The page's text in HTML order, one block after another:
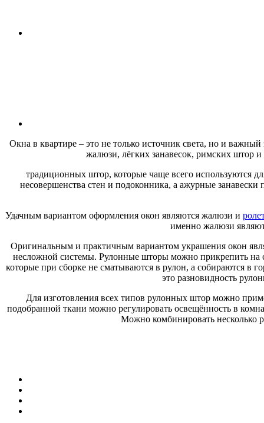
Окна в квартире – это не только источник света, но и
жалюзи, лёгких занавесок, римских штор
традиционных штор, которые чаще всего используются
несовершенства стен и подоконника, а ажурные
Удачным вариантом оформления окон являются жалюзи и
именно жалюзи
Оригинальным и практичным вариантом украшения окон
несложной системы. Рулонные шторы можно прикрепить на
которые при сборке не сматываются в рулон, а собираются в
это разновидность
Для изготовления всех типов рулонных штор можно
подобранной ткани можно регулировать освещённость в
Можно комбинировать несколько